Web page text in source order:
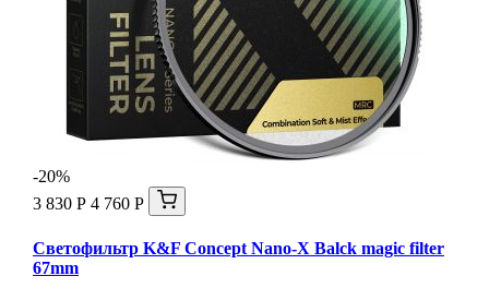
-20%
3 830 Р 4 760 Р
Светофильтр K&F Concept Nano-X Balck magic filter
67mm